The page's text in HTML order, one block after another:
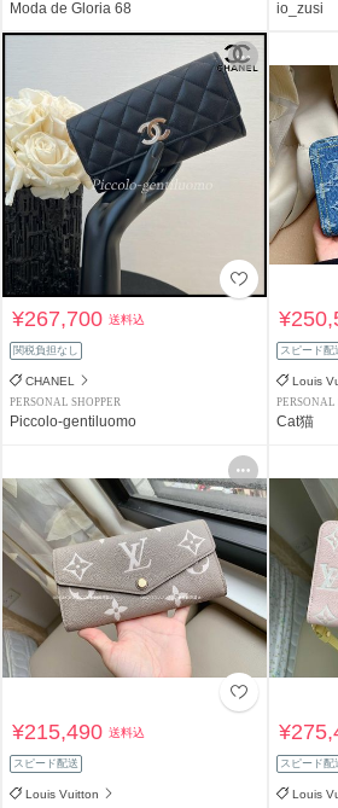
Moda de Gloria 68 io_zusi
¥267,700送料込
関税負担なし
CHANEL
PERSONAL SHOPPER
Piccolo-gentiluomo
スピード配
Louis
PERSONAL
Cat猫
¥215,490送料込
スピード配送
Louis Vuitton
スピード配
Louis